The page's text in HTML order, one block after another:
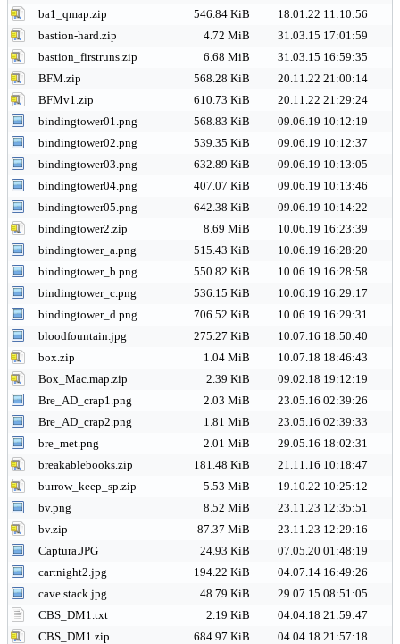
ba1_qmap.zip
546.84 KiB
18.01.22 11:10:56
bastion-hard.zip
4.72 MiB
31.03.15 17:01:59
bastion_firstruns.zip
6.68 MiB
31.03.15 16:59:35
BFM.zip
568.28 KiB
20.11.22 21:00:14
BFMv1.zip
610.73 KiB
20.11.22 21:29:24
bindingtower01.png
568.83 KiB
09.06.19 10:12:19
bindingtower02.png
539.35 KiB
09.06.19 10:12:37
bindingtower03.png
632.89 KiB
09.06.19 10:13:05
bindingtower04.png
407.07 KiB
09.06.19 10:13:46
bindingtower05.png
642.38 KiB
09.06.19 10:14:22
bindingtower2.zip
8.69 MiB
10.06.19 16:23:39
bindingtower_a.png
515.43 KiB
10.06.19 16:28:20
bindingtower_b.png
550.82 KiB
10.06.19 16:28:58
bindingtower_c.png
536.15 KiB
10.06.19 16:29:17
bindingtower_d.png
706.52 KiB
10.06.19 16:29:31
bloodfountain.jpg
275.27 KiB
10.07.16 18:50:40
box.zip
1.04 MiB
10.07.18 18:46:43
Box_Mac.map.zip
2.39 KiB
09.02.18 19:12:19
Bre_AD_crap1.png
2.03 MiB
23.05.16 02:39:26
Bre_AD_crap2.png
1.81 MiB
23.05.16 02:39:33
bre_met.png
2.01 MiB
29.05.16 18:02:31
breakablebooks.zip
181.48 KiB
21.11.16 10:18:47
burrow_keep_sp.zip
5.53 MiB
19.10.22 10:25:12
bv.png
8.52 MiB
23.11.23 12:35:51
bv.zip
87.37 MiB
23.11.23 12:29:16
Captura.JPG
24.93 KiB
07.05.20 01:48:19
cartnight2.jpg
194.22 KiB
04.07.14 16:49:26
cave stack.jpg
48.79 KiB
29.07.15 08:51:05
CBS_DM1.txt
2.19 KiB
04.04.18 21:59:47
CBS_DM1.zip
684.97 KiB
04.04.18 21:57:18